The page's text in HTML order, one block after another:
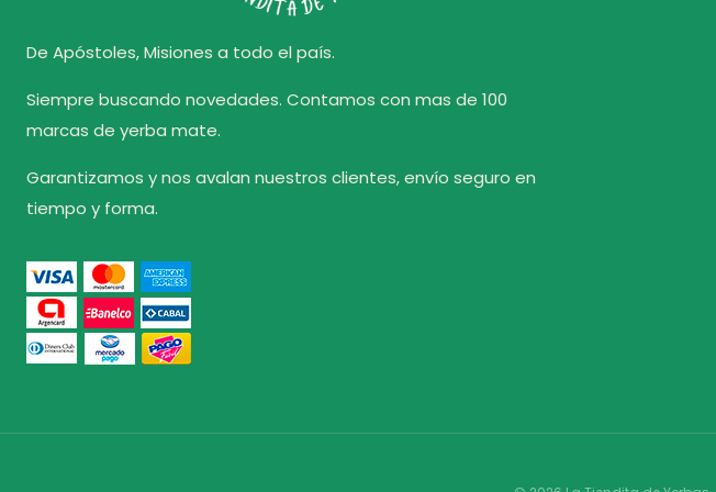
De Apóstoles, Misiones a todo el país.
Siempre buscando novedades. Contamos con mas de 100
marcas de yerba mate.
Garantizamos y nos avalan nuestros clientes, envío seguro en
tiempo y forma.